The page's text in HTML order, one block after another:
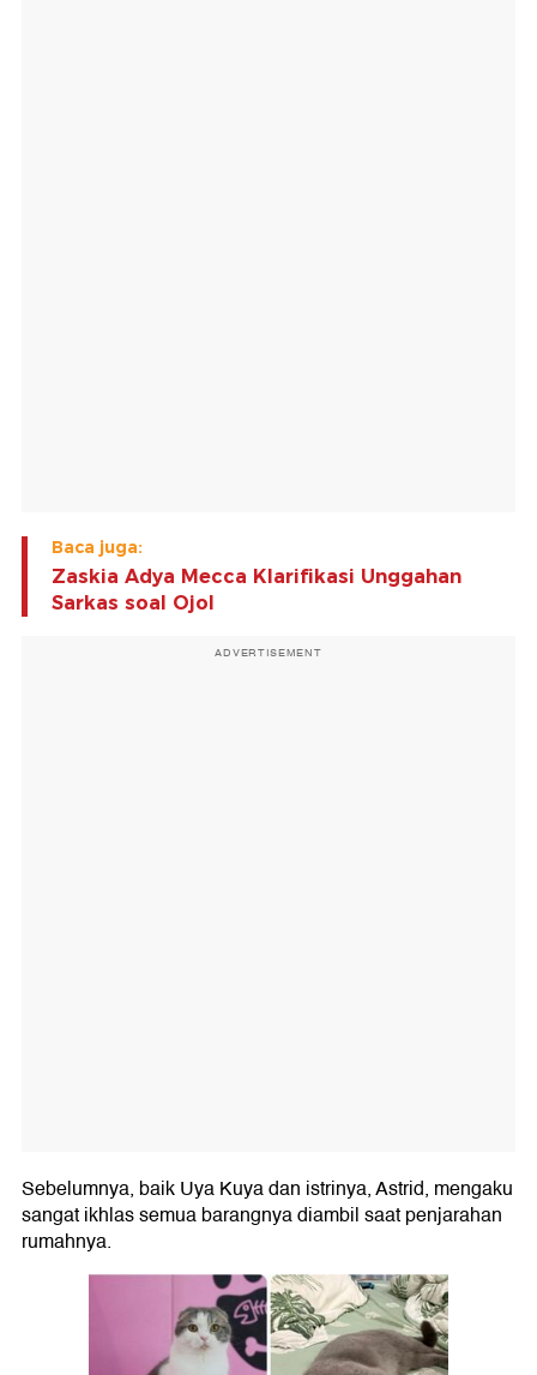
Baca juga:
Zaskia Adya Mecca Klarifikasi Unggahan
Sarkas soal Ojol
ADVERTISEMENT
Sebelumnya, baik Uya Kuya dan istrinya, Astrid, mengaku
sangat ikhlas semua barangnya diambil saat penjarahan
rumahnya.